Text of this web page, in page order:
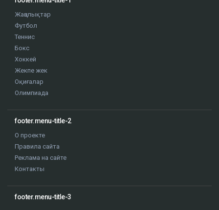
Жаңалықтар
Футбол
Теннис
Бокс
Хоккей
Жекпе жек
Оқиғалар
Олимпиада
footer.menu-title-2
О проекте
Правила сайта
Реклама на сайте
Контакты
footer.menu-title-3